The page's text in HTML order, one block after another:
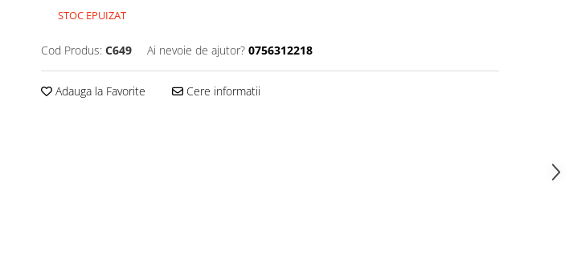
STOC EPUIZAT
Cod Produs: C649 Ai nevoie de ajutor? 0756312218
Adauga la Favorite Cere informatii